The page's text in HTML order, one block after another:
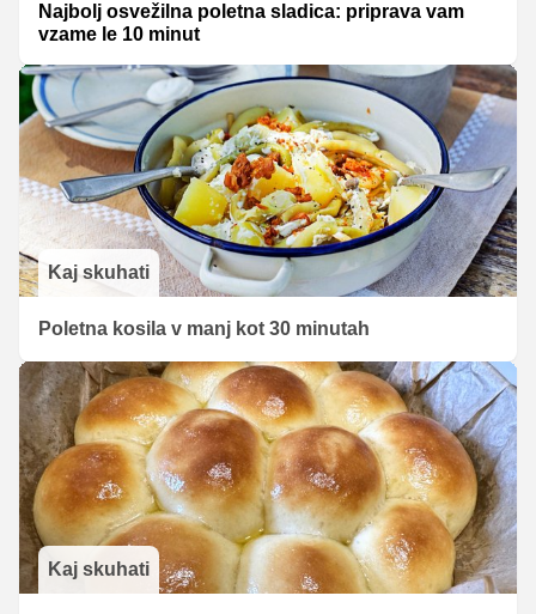
Najbolj osvežilna poletna sladica: priprava vam
vzame le 10 minut
Kaj skuhati
Poletna kosila v manj kot 30 minutah
Kaj skuhati